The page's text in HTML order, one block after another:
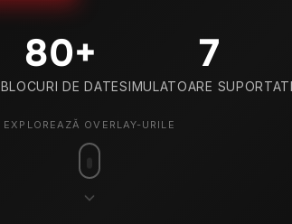
80+
BLOCURI DE DATE
7
SIMULATOARE
EXPLOREAZĂ OVERLAY-URILE